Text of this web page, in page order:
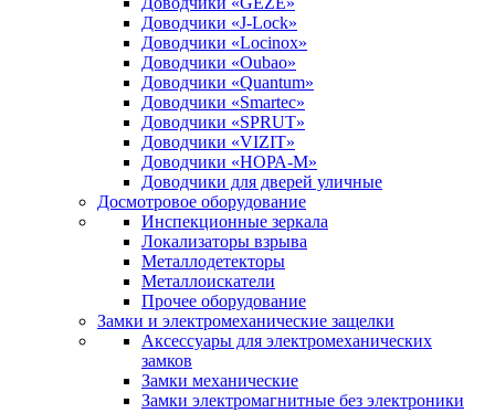
Доводчики «J-Lock»
Доводчики «Locinox»
Доводчики «Oubao»
Доводчики «Quantum»
Доводчики «Smartec»
Доводчики «SPRUT»
Доводчики «VIZIT»
Доводчики «НОРА-М»
Доводчики для дверей уличные
Досмотровое оборудование
Инспекционные зеркала
Локализаторы взрыва
Металлодетекторы
Металлоискатели
Прочее оборудование
Замки и электромеханические защелки
Аксессуары для электромеханических
замков
Замки механические
Замки электромагнитные без электроники